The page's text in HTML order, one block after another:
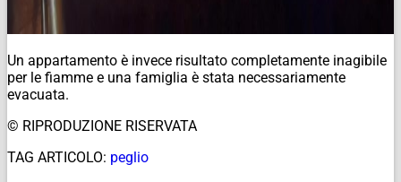
Un appartamento è invece risultato completamente inagibile
per le fiamme e una famiglia è stata necessariamente
evacuata.
© RIPRODUZIONE RISERVATA
TAG ARTICOLO: peglio